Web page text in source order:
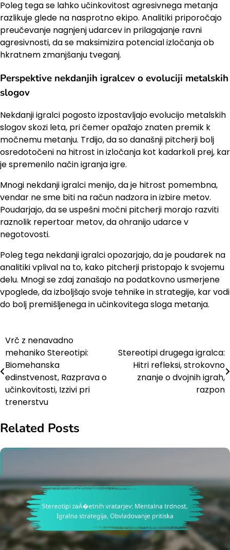
Poleg tega se lahko učinkovitost agresivnega metanja
razlikuje glede na nasprotno ekipo. Analitiki priporočajo
preučevanje nagnjenj udarcev in prilagajanje ravni
agresivnosti, da se maksimizira potencial izločanja ob
hkratnem zmanjšanju tveganj.
Perspektive nekdanjih igralcev o evoluciji metalskih
slogov
Nekdanji igralci pogosto izpostavljajo evolucijo metalskih
slogov skozi leta, pri čemer opažajo znaten premik k
močnemu metanju. Trdijo, da so današnji pitcherji bolj
osredotočeni na hitrost in izločanja kot kadarkoli prej, kar
je spremenilo način igranja igre.
Mnogi nekdanji igralci menijo, da je hitrost pomembna,
vendar ne sme biti na račun nadzora in izbire metov.
Poudarjajo, da se uspešni močni pitcherji morajo razviti
raznolik repertoar metov, da ohranijo udarce v
negotovosti.
Poleg tega nekdanji igralci opozarjajo, da je poudarek na
analitiki vplival na to, kako pitcherji pristopajo k svojemu
delu. Mnogi se zdaj zanašajo na podatkovno usmerjene
vpoglede, da izboljšajo svoje tehnike in strategije, kar vodi
do bolj premišljenega in učinkovitega sloga metanja.
Post
navigation
Vrč z nenavadno
mehaniko Stereotipi:
Biomehanska
edinstvenost, Razprava o
učinkovitosti, Izzivi pri
trenerstvu
Stereotipi drugega igralca:
Hitri refleksi, strokovno
znanje o dvojnih igrah,
razpon
Related Posts